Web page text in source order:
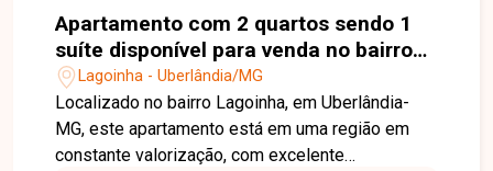
Apartamento com 2 quartos sendo 1
suíte disponível para venda no bairro
Lagoinha em Uberlândia-MG
Lagoinha - Uberlândia/MG
Localizado no bairro Lagoinha, em Uberlândia-
MG, este apartamento está em uma região em
constante valorização, com excelente